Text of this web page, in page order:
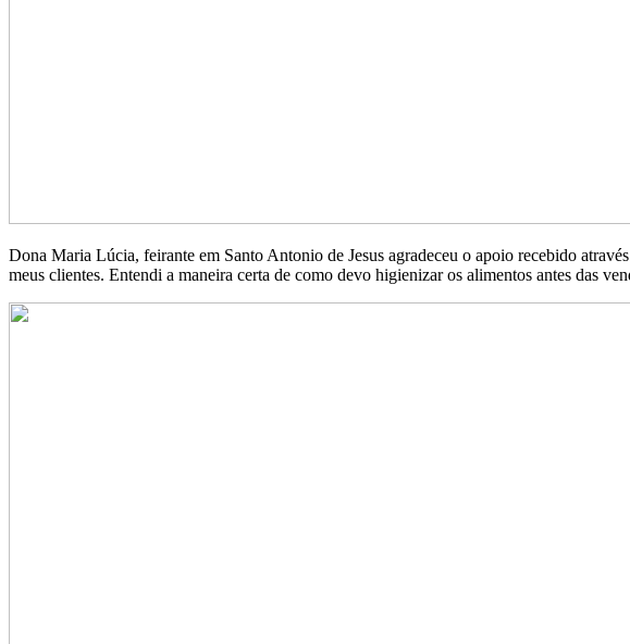
Dona Maria Lúcia, feirante em Santo Antonio de Jesus agradeceu o apoio recebido
meus clientes. Entendi a maneira certa de como devo higienizar os alimentos antes das